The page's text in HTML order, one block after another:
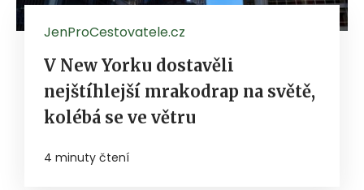
JenProCestovatele.cz
V New Yorku dostavěli
nejštíhlejší mrakodrap na světě,
kolébá se ve větru
4 minuty čtení